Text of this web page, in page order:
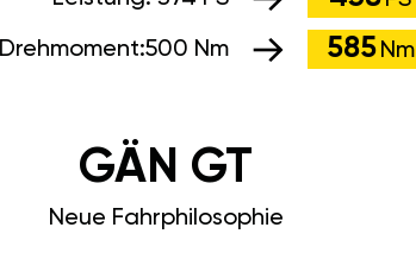
Drehmoment:500 Nm 585 Nm
GÄN GT
Neue Fahrphilosophie